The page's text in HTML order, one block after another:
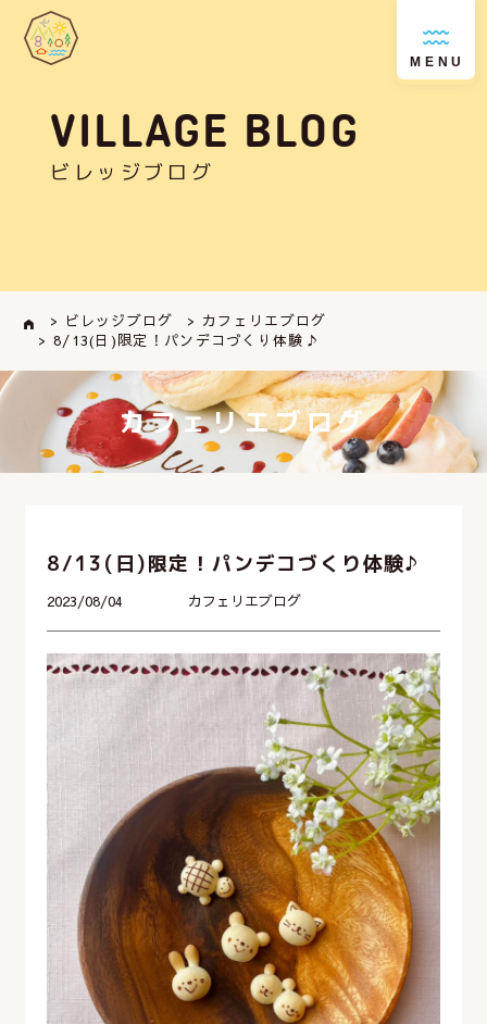
MENU
VILLAGE BLOG
ビレッジブログ
> ビレッジブログ
> カフェリエブログ
> 8/13(日)限定！パンデコづくり体験♪
カフェリエブログ
8/13(日)限定！パンデコづくり体験♪
2023/08/04 カフェリエブログ